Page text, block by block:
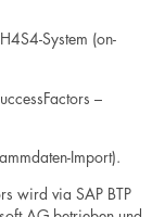
System (on-
–
Import).
wird via SAP BTP